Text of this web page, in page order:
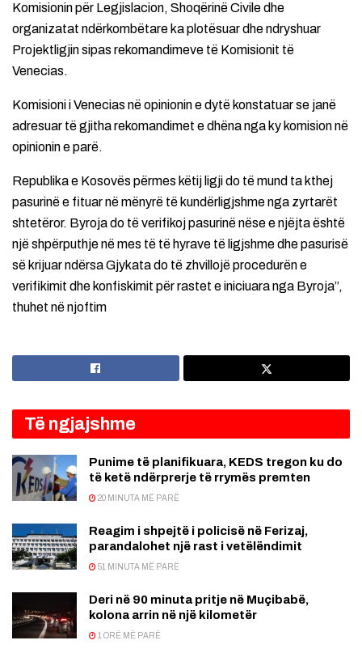
Komisionin për Legjislacion, Shoqërinë Civile dhe
organizatat ndërkombëtare ka plotësuar dhe ndryshuar
Projektligjin sipas rekomandimeve të Komisionit të
Venecias.
Komisioni i Venecias në opinionin e dytë konstatuar se janë
adresuar të gjitha rekomandimet e dhëna nga ky komision në
opinionin e parë.
Republika e Kosovës përmes këtij ligji do të mund ta kthej
pasurinë e fituar në mënyrë të kundërligjshme nga zyrtarët
shtetëror. Byroja do të verifikoj pasurinë nëse e njëjta është
një shpërputhje në mes të të hyrave të ligjshme dhe pasurisë
së krijuar ndërsa Gjykata do të zhvillojë procedurën e
verifikimit dhe konfiskimit për rastet e iniciuara nga Byroja”,
thuhet në njoftim
Të ngjajshme
Punime të planifikuara, KEDS tregon ku do
të ketë ndërprerje të rrymës premten
20 MINUTA MË PARË
Reagim i shpejtë i policisë në Ferizaj,
parandalohet një rast i vetëlëndimit
51 MINUTA MË PARË
Deri në 90 minuta pritje në Muçibabë,
kolona arrin në një kilometër
1 ORË MË PARË